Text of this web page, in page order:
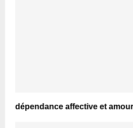
dépendance affective et amour